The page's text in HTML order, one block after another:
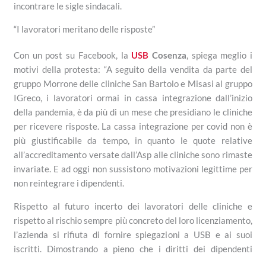
incontrare le sigle sindacali.
“I lavoratori meritano delle risposte”
Con un post su Facebook, la USB Cosenza, spiega meglio i
motivi della protesta: “A seguito della vendita da parte del
gruppo Morrone delle cliniche San Bartolo e Misasi al gruppo
IGreco, i lavoratori ormai in cassa integrazione dall’inizio
della pandemia, è da più di un mese che presidiano le cliniche
per ricevere risposte. La cassa integrazione per covid non è
più giustificabile da tempo, in quanto le quote relative
all’accreditamento versate dall’Asp alle cliniche sono rimaste
invariate. E ad oggi non sussistono motivazioni legittime per
non reintegrare i dipendenti.
Rispetto al futuro incerto dei lavoratori delle cliniche e
rispetto al rischio sempre più concreto del loro licenziamento,
l’azienda si rifiuta di fornire spiegazioni a USB e ai suoi
iscritti. Dimostrando a pieno che i diritti dei dipendenti